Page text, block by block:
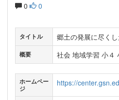
0 0
タイトル 郷土の発展に尽く
概要 社会 地域学習 小４
ホームペー
ジ
https://